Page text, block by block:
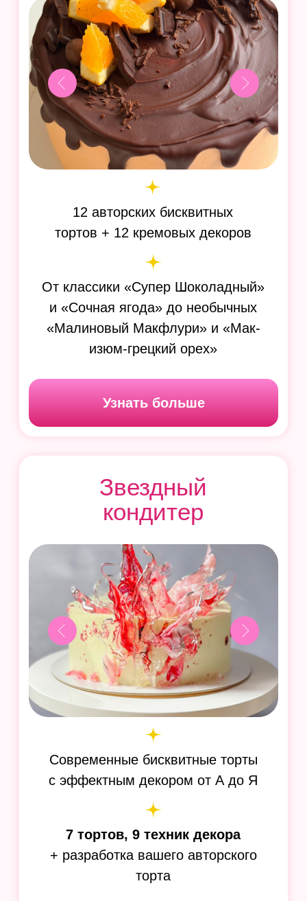
Узнать больше
самого популярного
десерта и 6 основных техник
декора
для освоения без навыков
Удивляйте близких и клиентов
на любой праздник и без повода!
От классики «Ореховый трюфель»
и «Малиновые тропики»
до необычных «Киндер Кантри»
и «Бабл»
Узнать больше
12 вкусов авторских муссовых бенто-
тортов
бенто-торты
Муссовые десерты
Бенто-торты